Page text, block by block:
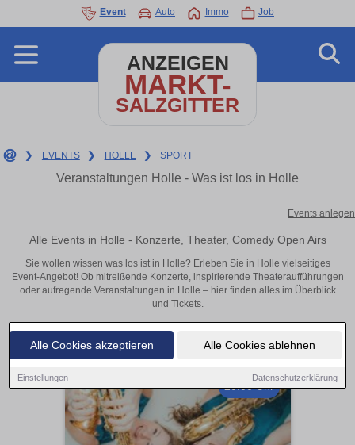
Alle Cookies akzeptieren Alle Cookies ablehnen
Einstellungen Datenschutzerklärung
Event Auto Immo Job
ANZEIGEN
MARKT-
SALZGITTER
❯ EVENTS ❯ HOLLE ❯ SPORT
Veranstaltungen Holle - Was ist los in Holle
Events anlegen
Alle Events in Holle - Konzerte, Theater, Comedy Open Airs
Sie wollen wissen was los ist in Holle? Erleben Sie in Holle vielseitiges
Event-Angebot! Ob mitreißende Konzerte, inspirierende Theateraufführungen
oder aufregende Veranstaltungen in Holle – hier finden alles im Überblick
und Tickets.
20:00 Uhr